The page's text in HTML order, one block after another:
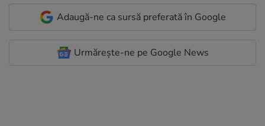
Adaugă-ne ca sursă preferată în Google
Urmărește-ne pe Google News